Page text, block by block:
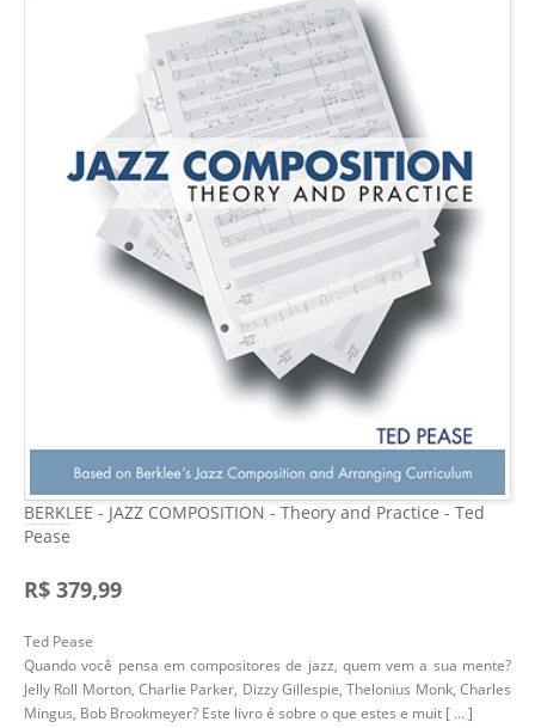
BERKLEE - JAZZ COMPOSITION - Theory and Practice - Ted
Pease
R$ 379,99
Ted Pease
Quando você pensa em compositores de jazz, quem vem a sua mente?
Jelly Roll Morton, Charlie Parker, Dizzy Gillespie, Thelonius Monk, Charles
Mingus, Bob Brookmeyer? Este livro é sobre o que estes e muit [ ...]